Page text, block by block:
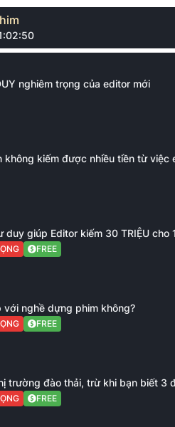
nghiêm trọng của editor mới
không kiếm được nhiều tiền từ việc
duy giúp Editor kiếm 30 TRIỆU cho
FREE
với nghề dựng phim không?
FREE
trường đào thải, trừ khi bạn biết 3
FREE